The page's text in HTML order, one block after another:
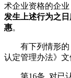
术企业资格的企
发生上述行为之
惠。
有下列情形的
认定管理办法》文
第16条 对已认